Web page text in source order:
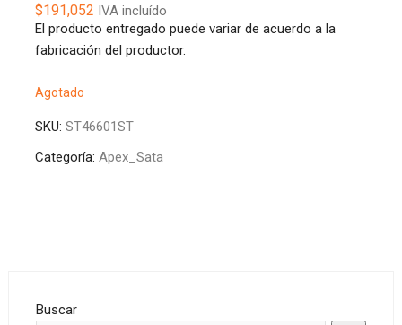
$191,052 IVA incluído
El producto entregado puede variar de acuerdo a la
fabricación del productor.
Agotado
SKU: ST46601ST
Categoría: Apex_Sata
Buscar